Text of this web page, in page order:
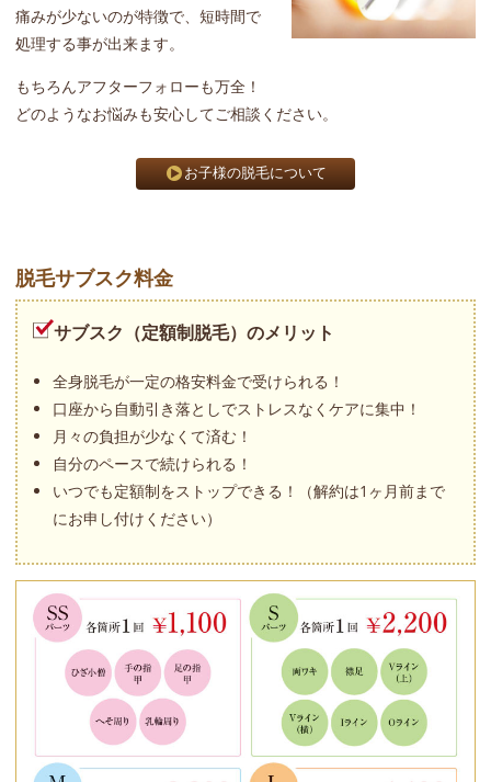
痛みが少ないのが特徴で、短時間で
処理する事が出来ます。
もちろんアフターフォローも万全！
どのようなお悩みも安心してご相談ください。
お子様の脱毛について
脱毛サブスク料金
サブスク（定額制脱毛）のメリット
全身脱毛が一定の格安料金で受けられる！
口座から自動引き落としでストレスなくケアに集中！
月々の負担が少なくて済む！
自分のペースで続けられる！
いつでも定額制をストップできる！（解約は1ヶ月前まで
にお申し付けください）